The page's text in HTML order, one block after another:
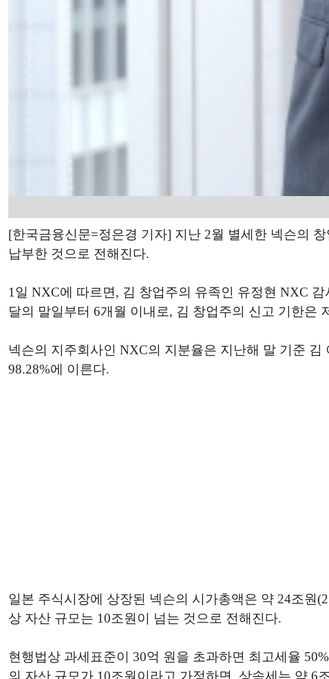
[한국금융신문=정은경 기자] 지난 2월 별세한 넥슨의
납부한 것으로 전해진다.
1일 NXC에 따르면, 김 창업주의 유족인 유정현 NXC
달의 말일부터 6개월 이내로, 김 창업주의 신고 기한은
넥슨의 지주회사인 NXC의 지분율은 지난해 말 기준 김
98.28%에 이른다.
일본 주식시장에 상장된 넥슨의 시가총액은 약 24조원
상 자산 규모는 10조원이 넘는 것으로 전해진다.
현행법상 과세표준이 30억 원을 초과하면 최고세율
의 자산 규모가 10조원이라고 가정하면, 상속세는 약 6